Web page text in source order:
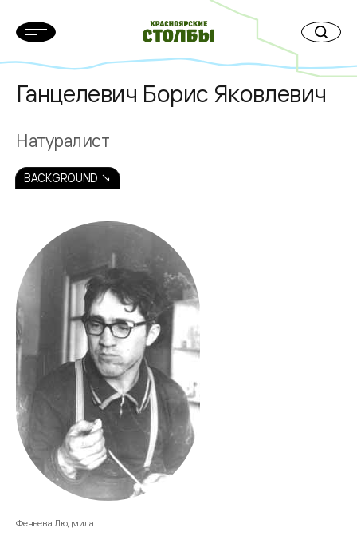
Ганцелевич Борис Яковлевич
Натуралист
BACKGROUND ↘
Феньева Людмила